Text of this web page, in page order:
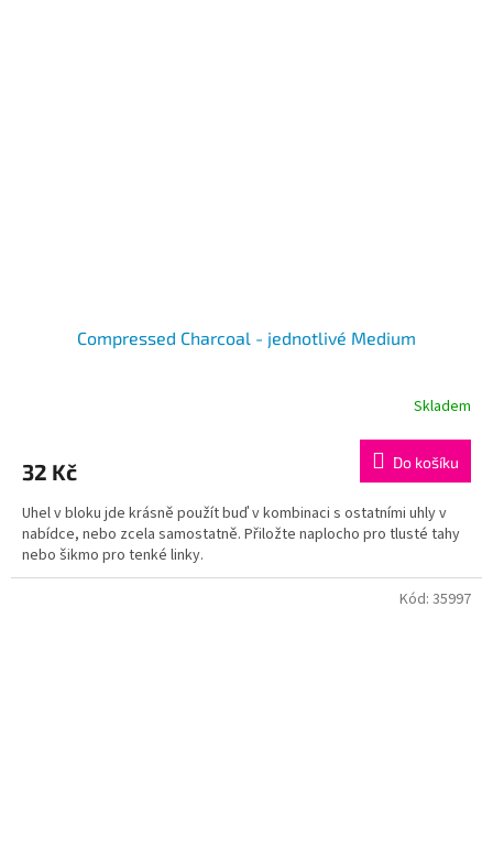
Compressed Charcoal - jednotlivé Medium
Skladem
32 Kč Do košíku
Uhel v bloku jde krásně použít buď v kombinaci s ostatními uhly v
nabídce, nebo zcela samostatně. Přiložte naplocho pro tlusté tahy
nebo šikmo pro tenké linky.
Kód: 35997